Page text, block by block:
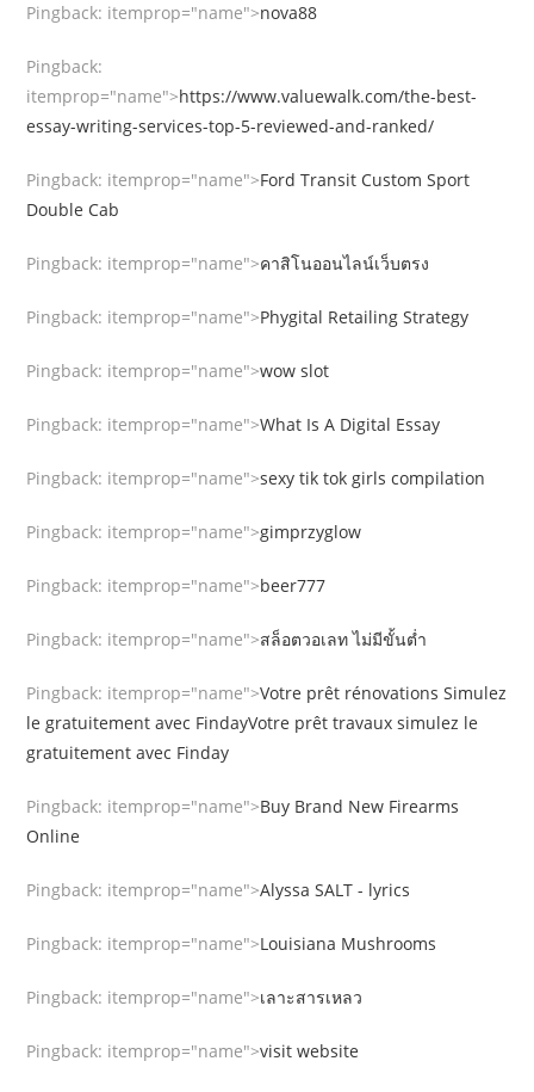
Pingback: itemprop="name">nova88
Pingback:
itemprop="name">https://www.valuewalk.com/the-best-
essay-writing-services-top-5-reviewed-and-ranked/
Pingback: itemprop="name">Ford Transit Custom Sport
Double Cab
Pingback: itemprop="name">คาสิโนออนไลน์เว็บตรง
Pingback: itemprop="name">Phygital Retailing Strategy
Pingback: itemprop="name">wow slot
Pingback: itemprop="name">What Is A Digital Essay
Pingback: itemprop="name">sexy tik tok girls compilation
Pingback: itemprop="name">gimprzyglow
Pingback: itemprop="name">beer777
Pingback: itemprop="name">สล็อตวอเลท ไม่มีขั้นต่ำ
Pingback: itemprop="name">Votre prêt rénovations Simulez
le gratuitement avec FindayVotre prêt travaux simulez le
gratuitement avec Finday
Pingback: itemprop="name">Buy Brand New Firearms
Online
Pingback: itemprop="name">Alyssa SALT - lyrics
Pingback: itemprop="name">Louisiana Mushrooms
Pingback: itemprop="name">เลาะสารเหลว
Pingback: itemprop="name">visit website